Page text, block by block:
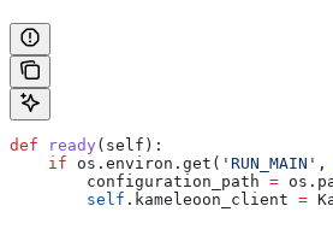
def ready ( self ):
    if
os.environ.get( 'RUN_MAIN' ,
        configuration_path
=
        self
.kameleoon_client =